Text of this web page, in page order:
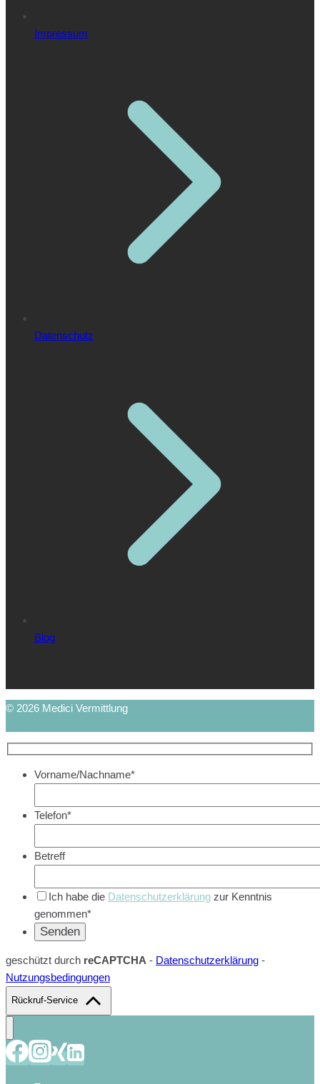
Impressum
Datenschutz
Blog
© 2026 Medici Vermittlung
Vorname/Nachname*
Telefon*
Betreff
Ich habe die Datenschutzerklärung zur Kenntnis
genommen*
geschützt durch reCAPTCHA - Datenschutzerklärung -
Nutzungsbedingungen
Rückruf-Service